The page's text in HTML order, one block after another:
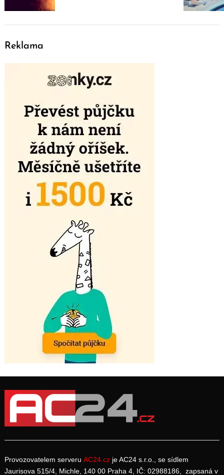
Reklama
Provozovatelem serveru AC24.cz je AC24 s.r.o., se sídlem
Jaurisova 515/4, Michle, 140 00 Praha 4, IČ: 02988186, zapsaná v